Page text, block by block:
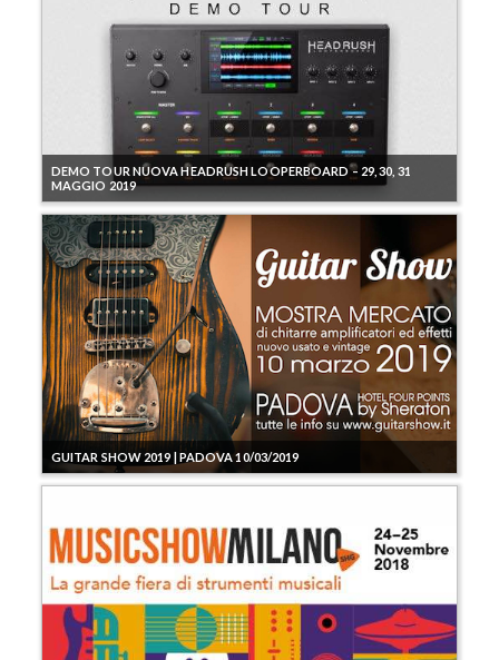
DEMO TOUR NUOVA HEADRUSH LOOPERBOARD – 29, 30, 31
MAGGIO 2019
GUITAR SHOW 2019 | PADOVA 10/03/2019